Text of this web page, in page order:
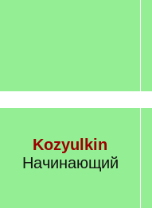
Kozyulkin
Начинающий